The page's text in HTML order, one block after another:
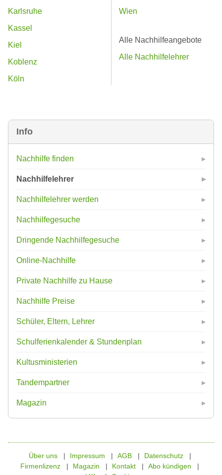
Info
Nachhilfe finden
Nachhilfelehrer
Nachhilfelehrer werden
Nachhilfegesuche
Dringende Nachhilfegesuche
Online-Nachhilfe
Private Nachhilfe zu Hause
Nachhilfe Preise
Schüler, Eltern, Lehrer
Schulferienkalender & Stundenplan
Kultusministerien
Tandempartner
Magazin
Karlsruhe
Kassel
Kiel
Koblenz
Köln
Wien
Alle Nachhilfeangebote
Alle Nachhilfelehrer
Über uns Impressum AGB
Datenschutz
Firmenlizenz
Magazin Kontakt
Abo kündigen